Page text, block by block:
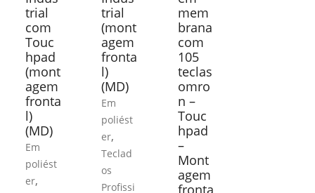
trial
com
Touc
hpad
(mont
agem
fronta
l)
(MD)
Em
poliést
er,
trial
(mont
agem
fronta
l)
(MD)
Em
poliést
er,
Teclad
os
Profissi
mem
brana
com
105
teclas
omro
n –
Touc
hpad
–
Mont
agem